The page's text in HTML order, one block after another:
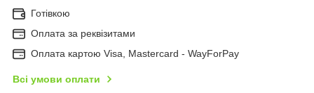
Готівкою
Оплата за реквізитами
Оплата картою Visa, Mastercard - WayForPay
Всі умови оплати